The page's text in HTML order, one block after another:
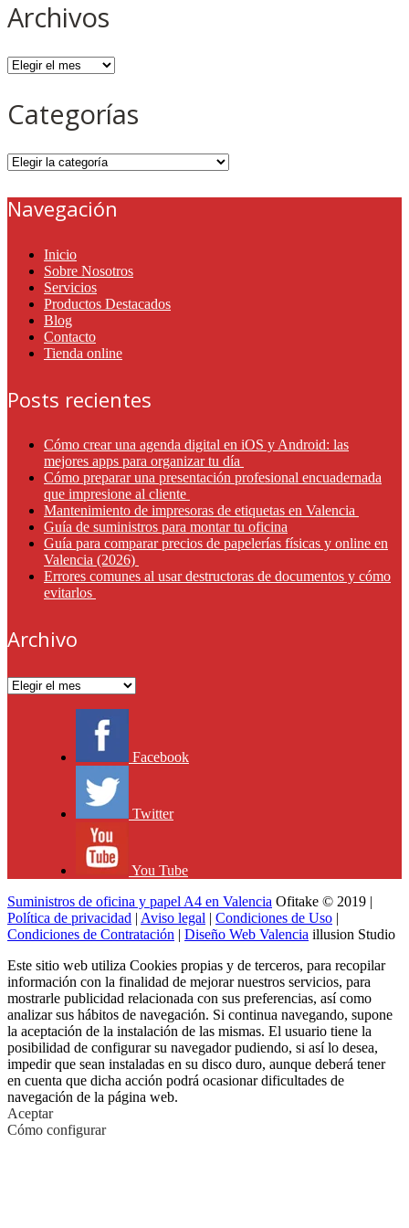
Archivos
Archivos
Categorías
Categorías
Navegación
Inicio
Sobre Nosotros
Servicios
Productos Destacados
Blog
Contacto
Tienda online
Posts recientes
Cómo crear una agenda digital en iOS y Android: las
mejores apps para organizar tu día
Cómo preparar una presentación profesional encuadernada
que impresione al cliente
Mantenimiento de impresoras de etiquetas en Valencia
Guía de suministros para montar tu oficina
Guía para comparar precios de papelerías físicas y online en
Valencia (2026)
Errores comunes al usar destructoras de documentos y cómo
evitarlos
Archivo
Archivo
Facebook
Twitter
You Tube
Suministros de oficina y papel A4 en Valencia Ofitake © 2019 |
Política de privacidad | Aviso legal | Condiciones de Uso |
Condiciones de Contratación | Diseño Web Valencia illusion Studio
Este sitio web utiliza Cookies propias y de terceros, para recopilar
información con la finalidad de mejorar nuestros servicios, para
mostrarle publicidad relacionada con sus preferencias, así como
analizar sus hábitos de navegación. Si continua navegando, supone
la aceptación de la instalación de las mismas. El usuario tiene la
posibilidad de configurar su navegador pudiendo, si así lo desea,
impedir que sean instaladas en su disco duro, aunque deberá tener
en cuenta que dicha acción podrá ocasionar dificultades de
navegación de la página web.
Aceptar
Cómo configurar